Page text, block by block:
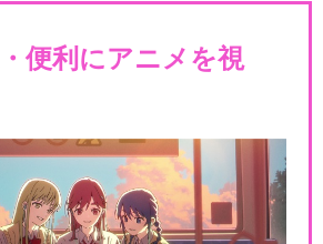
便利にアニメを視